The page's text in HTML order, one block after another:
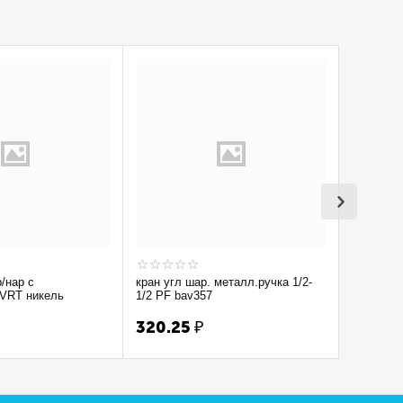
нар с
никель
кран угл шар. металл.ручка 1/2-
1/2 PF bav357
320.25 ₽